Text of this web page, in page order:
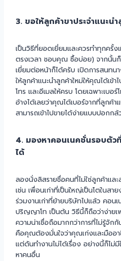
3. ขอให้ลูกค้าขาประจำแนะน
เป็นวิธีที่ยอดเยี่ยมและควรทำทุกครั้ง
ตรงเวลา ชอบคุณ ซื้อบ่อย) จากนั้นก็โ
เยี่ยมต่อหน้าก็ได้ครับ เปิดการสนท
ให้ลูกค้าแนะนำลูกค้าใหม่ให้คุณได้เข้
โทร และอีเมลให้ครบ โดยเฉพาะเบอ
อ้างได้เลยว่าคุณได้เบอร์จากที่ลูกค้า
สามารถเข้าไปขายได้ง่ายแบบปอกกล้
4. มองหาคอนเนคชั่นรอบตัว
ได้
ลองนั่งลิสรายชื่อคนที่ไม่ใช่ลูกค้าแล
เช่น เพื่อนเก่าที่เป็นใหญ่เป็นโตในส
ร่วมงานเก่าที่ย้ายบริษัทไปแล้ว คอน
ปริญญาโท เป็นต้น วิธีนี้ก็ถือว่าง่ายเ
ความน่าเชื่อถือมากกว่าการที่ไม่รู้จัก
คือคุณต้องมั่นใจว่าคุณเก่งและมืออา
แต่ดันทำงานไม่ได้เรื่อง อย่างนี้ก็ไม่
หาคนอื่น